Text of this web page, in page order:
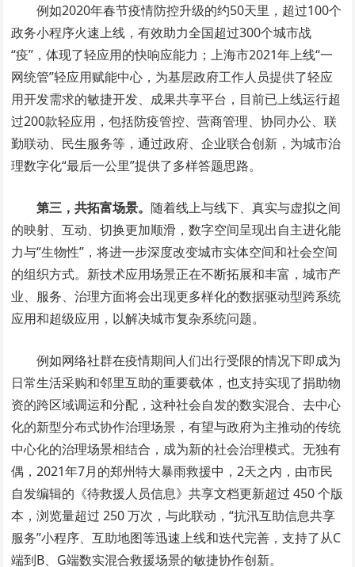
例如2020年春节疫情防控升级的约50天里，超过100个
政务小程序火速上线，有效助力全国超过300个城市战
“疫”，体现了轻应用的快响应能力；上海市2021年上线“一
网统管”轻应用赋能中心，为基层政府工作人员提供了轻应
用开发需求的敏捷开发、成果共享平台，目前已上线运行超
过200款轻应用，包括防疫管控、营商管理、协同办公、联
勤联动、民生服务等，通过政府、企业联合创新，为城市治
理数字化“最后一公里”提供了多样答题思路。
第三，共拓富场景。随着线上与线下、真实与虚拟之间
的映射、互动、切换更加顺滑，数字空间呈现出自主进化能
力与“生物性”，将进一步深度改变城市实体空间和社会空间
的组织方式。新技术应用场景正在不断拓展和丰富，城市产
业、服务、治理方面将会出现更多样化的数据驱动型跨系统
应用和超级应用，以解决城市复杂系统问题。
例如网络社群在疫情期间人们出行受限的情况下即成为
日常生活采购和邻里互助的重要载体，也支持实现了捐助物
资的跨区域调运和分配，这种社会自发的数实混合、去中心
化的新型分布式协作治理场景，有望与政府为主推动的传统
中心化的治理场景相结合，成为新的社会治理模式。无独有
偶，2021年7月的郑州特大暴雨救援中，2天之内，由市民
自发编辑的《待救援人员信息》共享文档更新超过 450 个版
本，浏览量超过 250 万次，与此联动，“抗汛互助信息共享
服务”小程序、互助地图等迅速上线和迭代完善，支持了从C
端到B、G端数实混合救援场景的敏捷协作创新。